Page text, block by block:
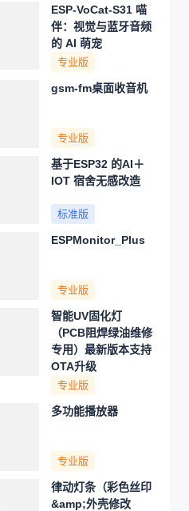
ESP-VoCat-S31 喵
伴：视觉与蓝牙音频
的 AI 萌宠
专业版
gsm-fm桌面收音机
专业版
基于ESP32 的AI＋
IOT 宿舍无感改造
标准版
ESPMonitor_Plus
专业版
智能UV固化灯
（PCB阻焊绿油维修
专用）最新版本支持
OTA升级
专业版
多功能播放器
专业版
律动灯条（彩色丝印
&amp;外壳修改